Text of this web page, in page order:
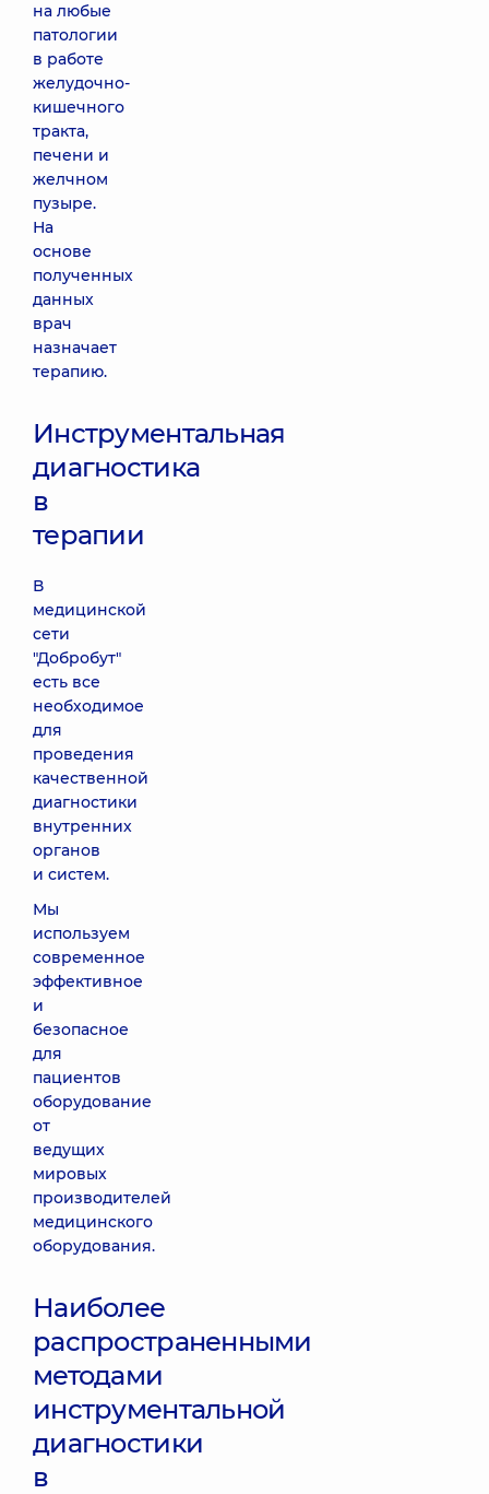
на любые
патологии
в работе
желудочно-
кишечного
тракта,
печени и
желчном
пузыре.
На
основе
полученных
данных
врач
назначает
терапию.
Инструментальная
диагностика
в
терапии
В
медицинской
сети
"Добробут"
есть все
необходимое
для
проведения
качественной
диагностики
внутренних
органов
и систем.
Мы
используем
современное
эффективное
и
безопасное
для
пациентов
оборудование
от
ведущих
мировых
производителей
медицинского
оборудования.
Наиболее
распространенными
методами
инструментальной
диагностики
в